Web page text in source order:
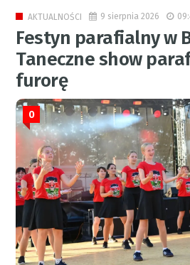
AKTUALNOŚCI 9 sierpnia 2026
Festyn parafialny w
Taneczne show
furorę
0